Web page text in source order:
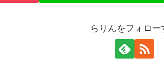
らりんをフォロー